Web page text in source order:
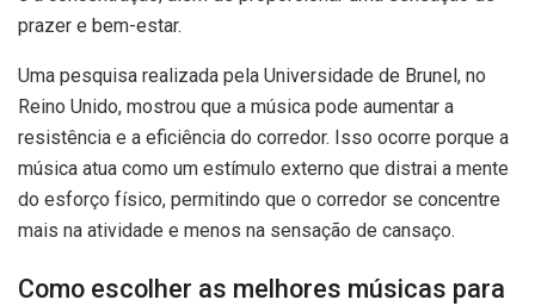
prazer e bem-estar.
Uma pesquisa realizada pela Universidade de Brunel, no
Reino Unido, mostrou que a música pode aumentar a
resistência e a eficiência do corredor. Isso ocorre porque a
música atua como um estímulo externo que distrai a mente
do esforço físico, permitindo que o corredor se concentre
mais na atividade e menos na sensação de cansaço.
Como escolher as melhores músicas para